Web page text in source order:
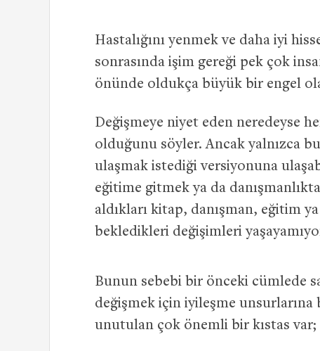
Hastalığını yenmek ve daha iyi
sonrasında işim gereği pek çok
önünde oldukça büyük bir engel
Değişmeye niyet eden neredeyse
olduğunu söyler. Ancak yalnızca
ulaşmak istediği versiyonuna
eğitime gitmek ya da
aldıkları kitap, danışman, eğitim
bekledikleri değişimleri
Bunun sebebi bir önceki cümlede
değişmek için iyileşme
unutulan çok önemli bir kıstas var;